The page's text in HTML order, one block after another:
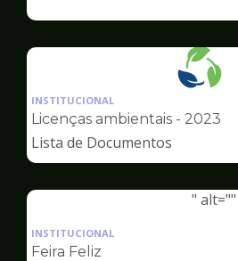
Meio
pagina
INSTITUCIONAL
Licenças ambientais - 2023
Lista de Documentos
"
INSTITUCIONAL
Feira Feliz